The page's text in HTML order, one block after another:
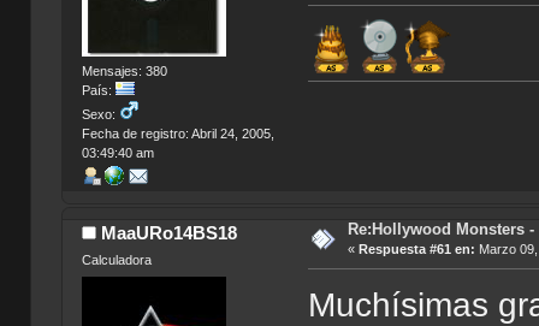
Mensajes: 380
País:
Sexo:
Fecha de registro: Abril 24, 2005,
03:49:40 am
MaaURo14BS18
Calculadora
Re:Hollywood Monsters
« Respuesta #61 en: Marzo
Muchísimas